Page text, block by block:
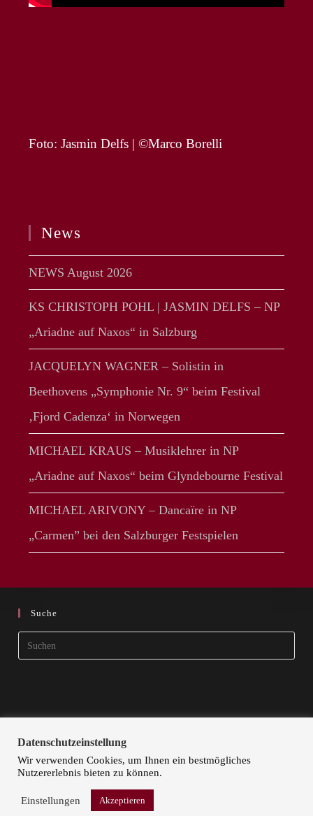
Foto: Jasmin Delfs | ©Marco Borelli
News
NEWS August 2026
KS CHRISTOPH POHL | JASMIN DELFS – NP
„Ariadne auf Naxos“ in Salzburg
JACQUELYN WAGNER – Solistin in
Beethovens „Symphonie Nr. 9“ beim Festival
‚Fjord Cadenza‘ in Norwegen
MICHAEL KRAUS – Musiklehrer in NP
„Ariadne auf Naxos“ beim Glyndebourne Festival
MICHAEL ARIVONY – Dancaïre in NP
„Carmen” bei den Salzburger Festspielen
Suche
the
STARTSEITE KÜNSTLER | ARTISTS
Datenschutzeinstellung
Wir verwenden Cookies, um Ihnen ein bestmögliches
Nutzererlebnis bieten zu können.
Einstellungen Akzeptieren